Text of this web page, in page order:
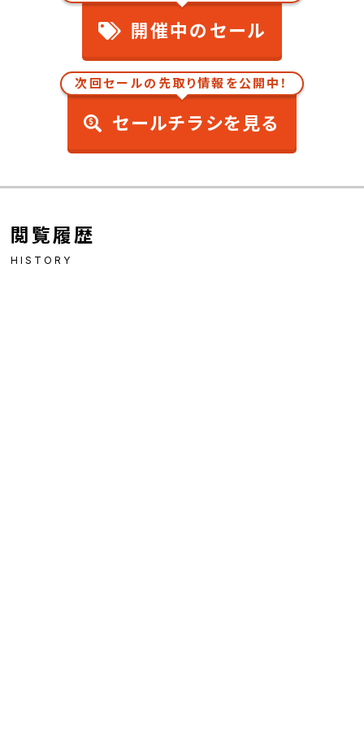
開催中のセール
次回セールの先取り情報を公開中！
セールチラシを見る
閲覧履歴
HISTORY